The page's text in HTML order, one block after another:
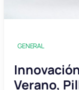
GENERAL
Verano,